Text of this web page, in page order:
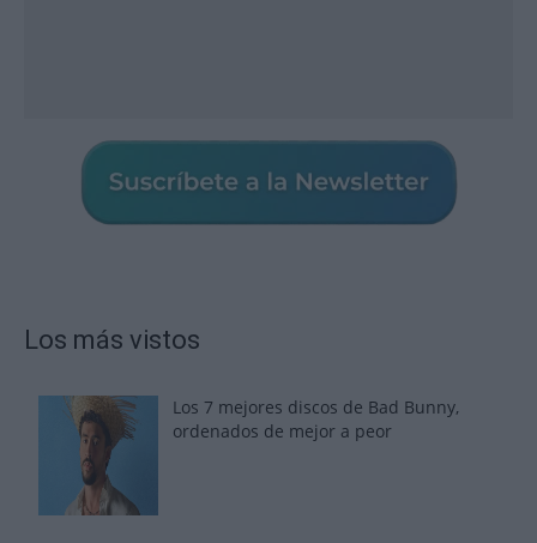
Los más vistos
Los 7 mejores discos de Bad Bunny,
ordenados de mejor a peor